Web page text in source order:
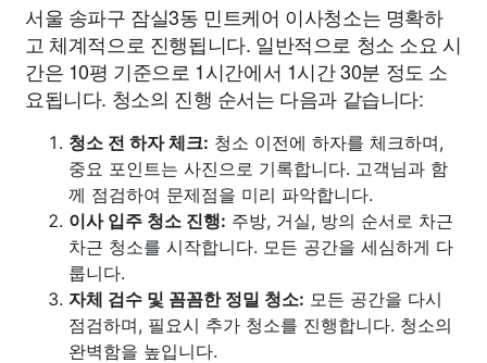
서울 송파구 잠실3동 민트케어 이사청소는 명확하
고 체계적으로 진행됩니다. 일반적으로 청소 소요 시
간은 10평 기준으로 1시간에서 1시간 30분 정도 소
요됩니다. 청소의 진행 순서는 다음과 같습니다:
청소 전 하자 체크: 청소 이전에 하자를 체크하며,
중요 포인트는 사진으로 기록합니다. 고객님과 함
께 점검하여 문제점을 미리 파악합니다.
이사 입주 청소 진행: 주방, 거실, 방의 순서로 차근
차근 청소를 시작합니다. 모든 공간을 세심하게 다
룹니다.
자체 검수 및 꼼꼼한 정밀 청소: 모든 공간을 다시
점검하며, 필요시 추가 청소를 진행합니다. 청소의
완벽함을 높입니다.